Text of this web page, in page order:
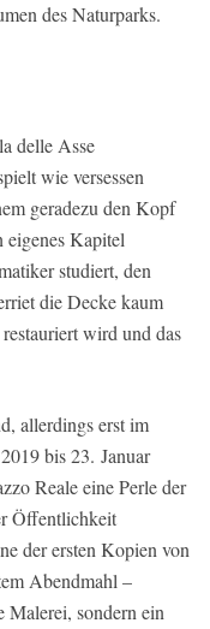
des Naturparks.
delle Asse
wie versessen
geradezu den Kopf
eigenes Kapitel
studiert, den
die Decke kaum
wird und das
allerdings erst im
bis 23. Januar
Reale eine Perle der
Öffentlichkeit
der ersten Kopien von
Abendmahl –
Malerei, sondern ein